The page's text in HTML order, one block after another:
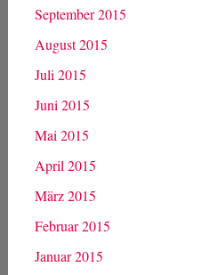
September 2015
August 2015
Juli 2015
Juni 2015
Mai 2015
April 2015
März 2015
Februar 2015
Januar 2015